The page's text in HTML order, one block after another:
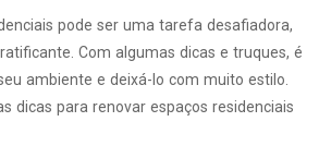
pode ser uma tarefa desafiadora,
Com algumas dicas e truques, é
ambiente e deixá-lo com muito estilo.
dicas para renovar espaços residenciais